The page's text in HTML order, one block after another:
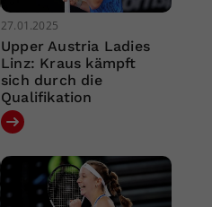
27.01.2025
Upper Austria Ladies
Linz: Kraus kämpft
sich durch die
Qualifikation